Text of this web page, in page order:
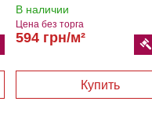
В наличии
Цена без торга
594 грн/м²